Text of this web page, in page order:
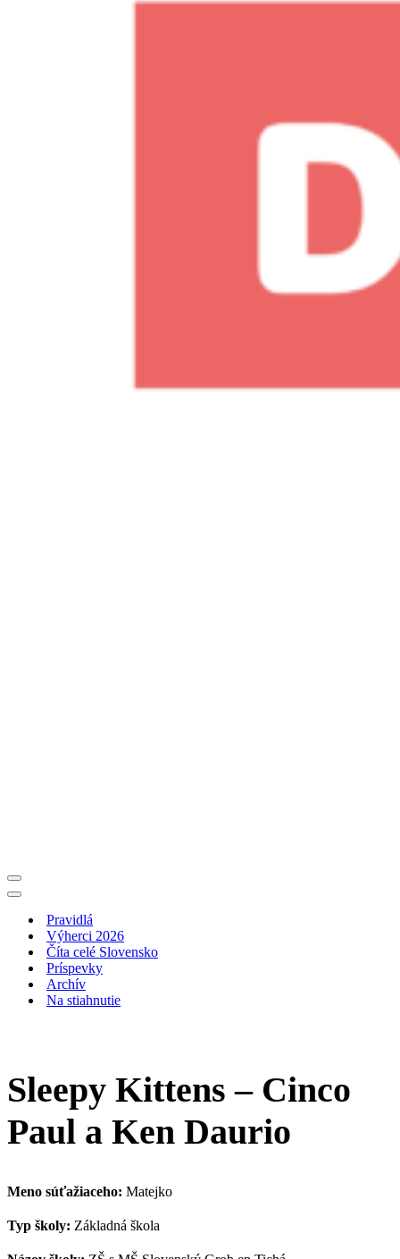
Menu
navigácie
Menu
navigáciePravidlá
Výherci 2026
Číta celé Slovensko
Príspevky
Archív
Na stiahnutie
Sleepy Kittens – Cinco
Paul a Ken Daurio
Meno súťažiaceho: Matejko
Typ školy: Základná škola